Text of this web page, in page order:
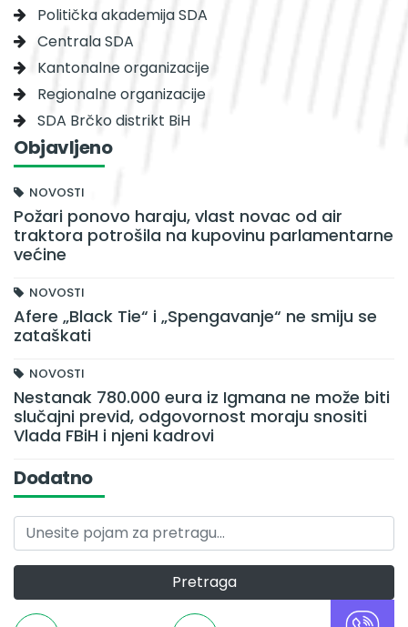
Politička akademija SDA
Centrala SDA
Kantonalne organizacije
Regionalne organizacije
SDA Brčko distrikt BiH
Objavljeno
NOVOSTI
Požari ponovo haraju, vlast novac od air
traktora potrošila na kupovinu parlamentarne
većine
NOVOSTI
Afere „Black Tie“ i „Spengavanje“ ne smiju se
zataškati
NOVOSTI
Nestanak 780.000 eura iz Igmana ne može biti
slučajni previd, odgovornost moraju snositi
Vlada FBiH i njeni kadrovi
Dodatno
Pretraga